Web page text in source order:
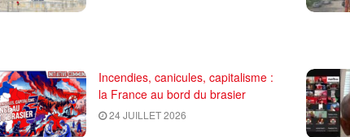
Incendies, canicules, capitalisme :
la France au bord du brasier
24 JUILLET 2026